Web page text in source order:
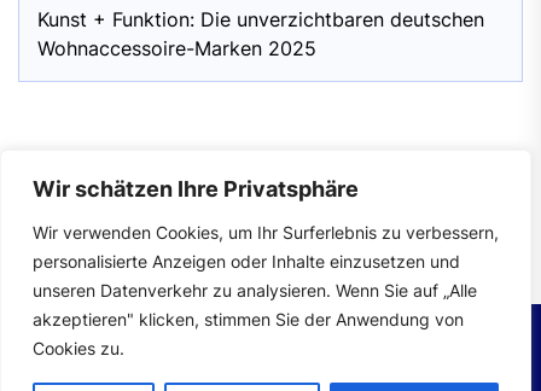
Wir schätzen Ihre Privatsphäre
Wir verwenden Cookies, um Ihr Surferlebnis zu verbessern,
personalisierte Anzeigen oder Inhalte einzusetzen und
unseren Datenverkehr zu analysieren. Wenn Sie auf „Alle
akzeptieren" klicken, stimmen Sie der Anwendung von
Cookies zu.
Kunst + Funktion: Die unverzichtbaren deutschen
Wohnaccessoire-Marken 2025
Impressum|Datenschutzerklärung